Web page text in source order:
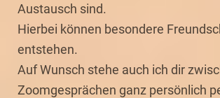
Austausch sind.
Hierbei können besondere
entstehen.
Auf Wunsch stehe auch ich dir
Zoomgesprächen ganz persönlich